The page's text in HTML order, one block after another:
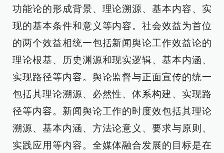
功能论的形成背景、理论溯源、基本内容、实
现的基本条件和意义等内容。社会效益为首位
的两个效益相统一包括新闻舆论工作效益论的
理论根基、历史渊源和现实逻辑、基本内涵、
实现路径等内容。舆论监督与正面宣传的统一
包括其理论溯源、必然性、体系构建、实现路
径等内容。新闻舆论工作的时度效包括其理论
溯源、基本内涵、方法论意义、要求与原则、
实践应用等内容。全媒体融合发展的目标是在